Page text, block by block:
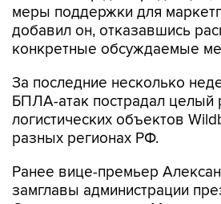
меры поддержки для
добавил он, отказавшись
конкретные обсуждаемые
За последние несколько
БПЛА-атак пострадал целый
логистических объектов
разных регионах РФ.
Ранее вице-премьер
замглавы администрации